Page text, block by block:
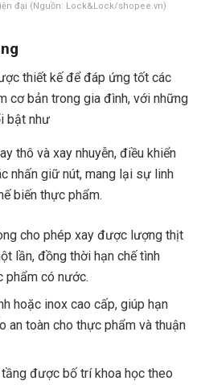
đại (Nguồn: Lock&Lock/shopee.vn)
thiết kế để đáp ứng tốt các
cơ bản trong gia đình, với những
bật như
thô và xay nhuyễn, điều khiển
nhấn giữ nút, mang lại sự linh
biến thực phẩm.
cho phép xay được lượng thịt
lần, đồng thời hạn chế tình
phẩm có nước.
hoặc inox cao cấp, giúp hạn
an toàn cho thực phẩm và thuận
được bố trí khoa học theo